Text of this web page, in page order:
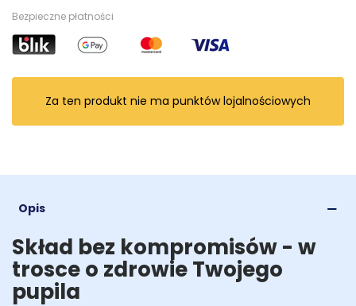
Bezpieczne płatności
Za ten produkt nie ma punktów lojalnościowych
Opis
Skład bez kompromisów - w
trosce o zdrowie Twojego
pupila